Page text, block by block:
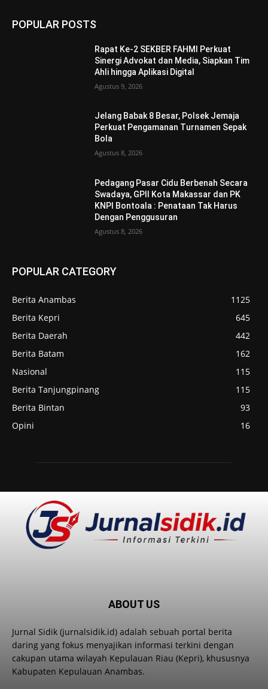
POPULAR POSTS
Rapat Ke-2 SEKBER FAHMI Perkuat
Sinergi Advokat dan Media, Siapkan Tim
Ahli hingga Aplikasi Digital
Agustus 9, 2026
Jelang Babak 8 Besar, Polsek Jemaja
Perkuat Pengamanan Turnamen Sepak
Bola
Agustus 8, 2026
Pedagang Pasar Cidu Berbenah Secara
Swadaya, GPII Kota Makassar dan PK
KNPI Bontoala : Penataan Tak Harus
Dengan Penggusuran
Agustus 8, 2026
POPULAR CATEGORY
Berita Anambas
1125
Berita Kepri
645
Berita Daerah
442
Berita Batam
162
Nasional
115
Berita Tanjungpinang
115
Berita Bintan
93
Opini
16
ABOUT US
Jurnal Sidik (jurnalsidik.id) adalah sebuah portal berita
daring yang fokus menyajikan informasi terkini dengan
cakupan utama wilayah Kepulauan Riau (Kepri), khususnya
Kabupaten Kepulauan Anambas.